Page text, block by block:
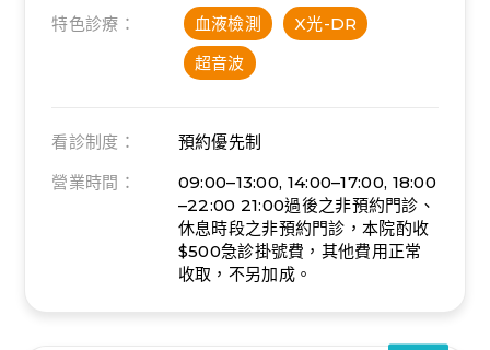
特色診療： 血液檢測
X光-DR
超音波
看診制度：
預約優先制
營業時間：
09:00–13:00, 14:00–17:00, 18:00
–22:00 21:00過後之非預約門診、
休息時段之非預約門診，本院酌收
$500急診掛號費，其他費用正常
收取，不另加成。